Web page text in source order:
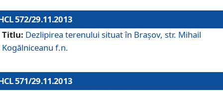
572/29.11.2013
Titlu: Dezlipirea terenului situat în Braşov, str. Mihail
Kogălniceanu f.n.
571/29.11.2013